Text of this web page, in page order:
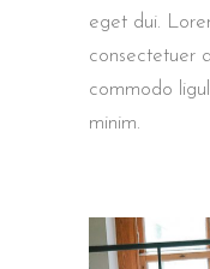
eget dui.
consectetuer
commodo
minim.